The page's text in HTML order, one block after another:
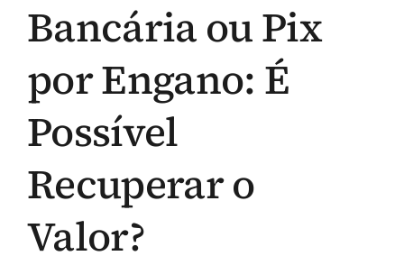
Bancária ou Pix
por Engano: É
Possível
Recuperar o
Valor?